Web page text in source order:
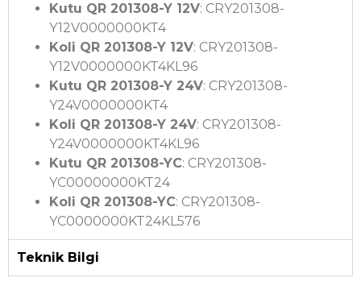
Kutu QR 201308-Y 12V: CRY201308-
Y12V0000000KT4
Koli QR 201308-Y 12V: CRY201308-
Y12V0000000KT4KL96
Kutu QR 201308-Y 24V: CRY201308-
Y24V0000000KT4
Koli QR 201308-Y 24V: CRY201308-
Y24V0000000KT4KL96
Kutu QR 201308-YC: CRY201308-
YC00000000KT24
Koli QR 201308-YC: CRY201308-
YC0000000KT24KL576
Teknik Bilgi